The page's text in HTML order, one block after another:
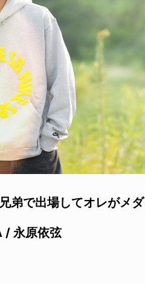
弟で出場してオレがメダ
/ 永原依弦